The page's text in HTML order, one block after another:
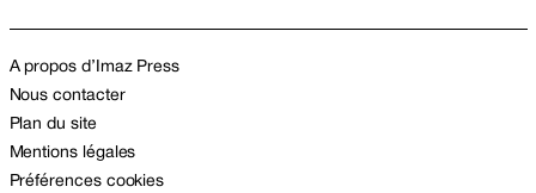
A propos d’Imaz Press
Nous contacter
Plan du site
Mentions légales
Préférences cookies